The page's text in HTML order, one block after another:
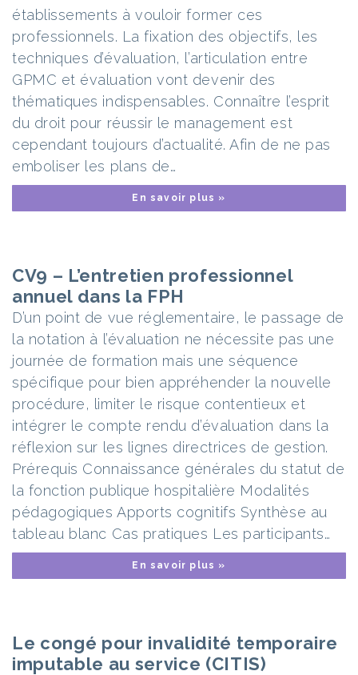
établissements à vouloir former ces
professionnels. La fixation des objectifs, les
techniques d’évaluation, l’articulation entre
GPMC et évaluation vont devenir des
thématiques indispensables. Connaître l’esprit
du droit pour réussir le management est
cependant toujours d’actualité. Afin de ne pas
emboliser les plans de…
En savoir plus »
CV9 – L’entretien professionnel
annuel dans la FPH
D’un point de vue réglementaire, le passage de
la notation à l’évaluation ne nécessite pas une
journée de formation mais une séquence
spécifique pour bien appréhender la nouvelle
procédure, limiter le risque contentieux et
intégrer le compte rendu d’évaluation dans la
réflexion sur les lignes directrices de gestion.
Prérequis Connaissance générales du statut de
la fonction publique hospitalière Modalités
pédagogiques Apports cognitifs Synthèse au
tableau blanc Cas pratiques Les participants…
En savoir plus »
Le congé pour invalidité temporaire
imputable au service (CITIS)